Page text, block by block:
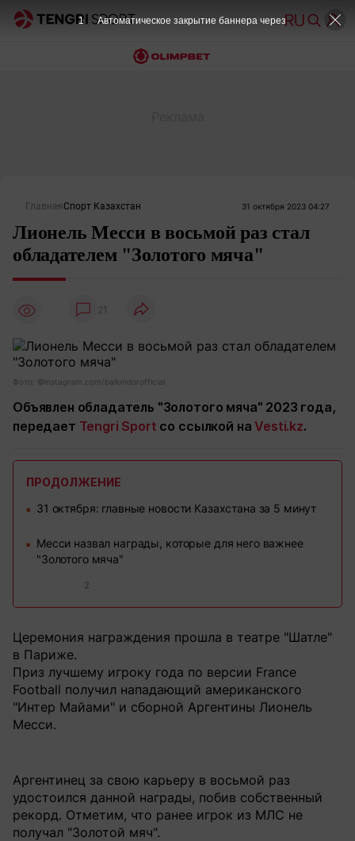
Главная Спорт Казахстан 31 октября 2023 04:27
Лионель Месси в восьмой раз стал
обладателем "Золотого мяча"
21
Фото: ©instagram.com/ballondorofficial
Объявлен обладатель "Золотого мяча" 2023 года,
передает Tengri Sport со ссылкой наVesti.kz.
ПРОДОЛЖЕНИЕ
■ 31 октября: главные новости Казахстана за 5 минут
■
Месси назвал награды, которые для него важнее
"Золотого мяча"
2
Церемония награждения прошла в театре "Шатле"
в Париже.
Приз лучшему игроку года по версии France
Football получил нападающий американского
"Интер Майами" и сборной Аргентины Лионель
Месси.
Аргентинец за свою карьеру в восьмой раз
удостоился данной награды, побив собственный
рекорд. Отметим, что ранее игрок из МЛС не
получал "Золотой мяч".
1 Автоматическое закрытие баннера через